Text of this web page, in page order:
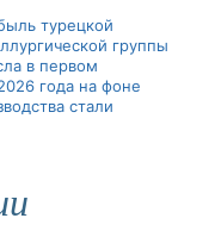
турецкой
группы
в первом
года на фоне
стали